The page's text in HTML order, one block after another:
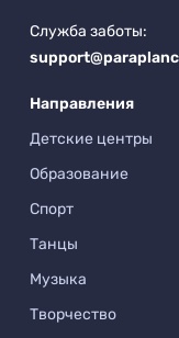
Служба заботы:
Направления
Детские центры
Образование
Спорт
Танцы
Музыка
Творчество